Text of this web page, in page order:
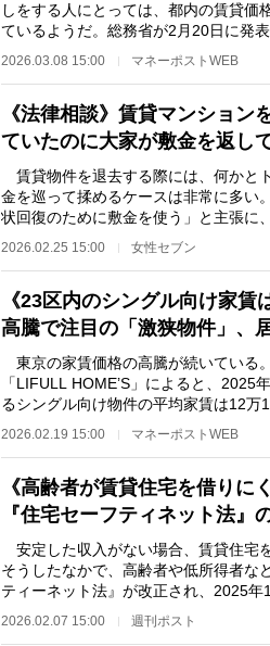
しをする人にとっては、都内の賃貸価
ているようだ。総務省が2月20日に発
2026.03.08 15:00 マネーポストWEB
《法律相談》賃貸マンション
ていたのに大家が敷金を返
賃貸物件を退去する際には、何かと
金を巡って揉めるケースは非常に多い
状回復のために敷金を使う」と主張に
もあるだろう。この…
2026.02.25 15:00 女性セブン
《23区内のシングル向け家賃
高騰で注目の「激狭物件」、
東京の家賃価格の高騰が続いている
「LIFULL HOME’S」によると、2025
るシングル向け物件の平均家賃は12万
は24万8669円。いずれも…
2026.02.19 15:00 マネーポストWEB
《高齢者が賃貸住宅を借りに
『住宅セーフティネット法
安定した収入がない場合、賃貸住宅
そうしたなかで、高齢者や低所得者な
ティーネット法』が改正され、2025年
た法律でどんなメリ…
2026.02.07 15:00 週刊ポスト